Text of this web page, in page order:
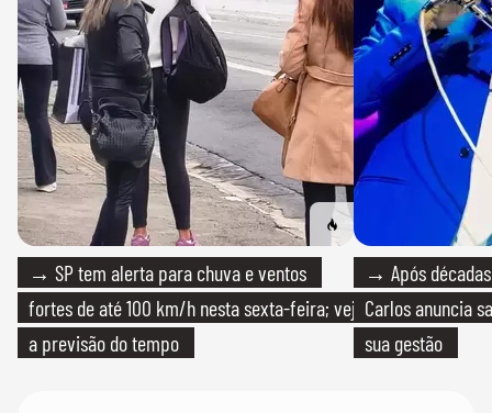
→ SP tem alerta para chuva e ventos
fortes de até 100 km/h nesta sexta-feira; veja
a previsão do tempo
→ Após
Carlos anuncia
sua gestão